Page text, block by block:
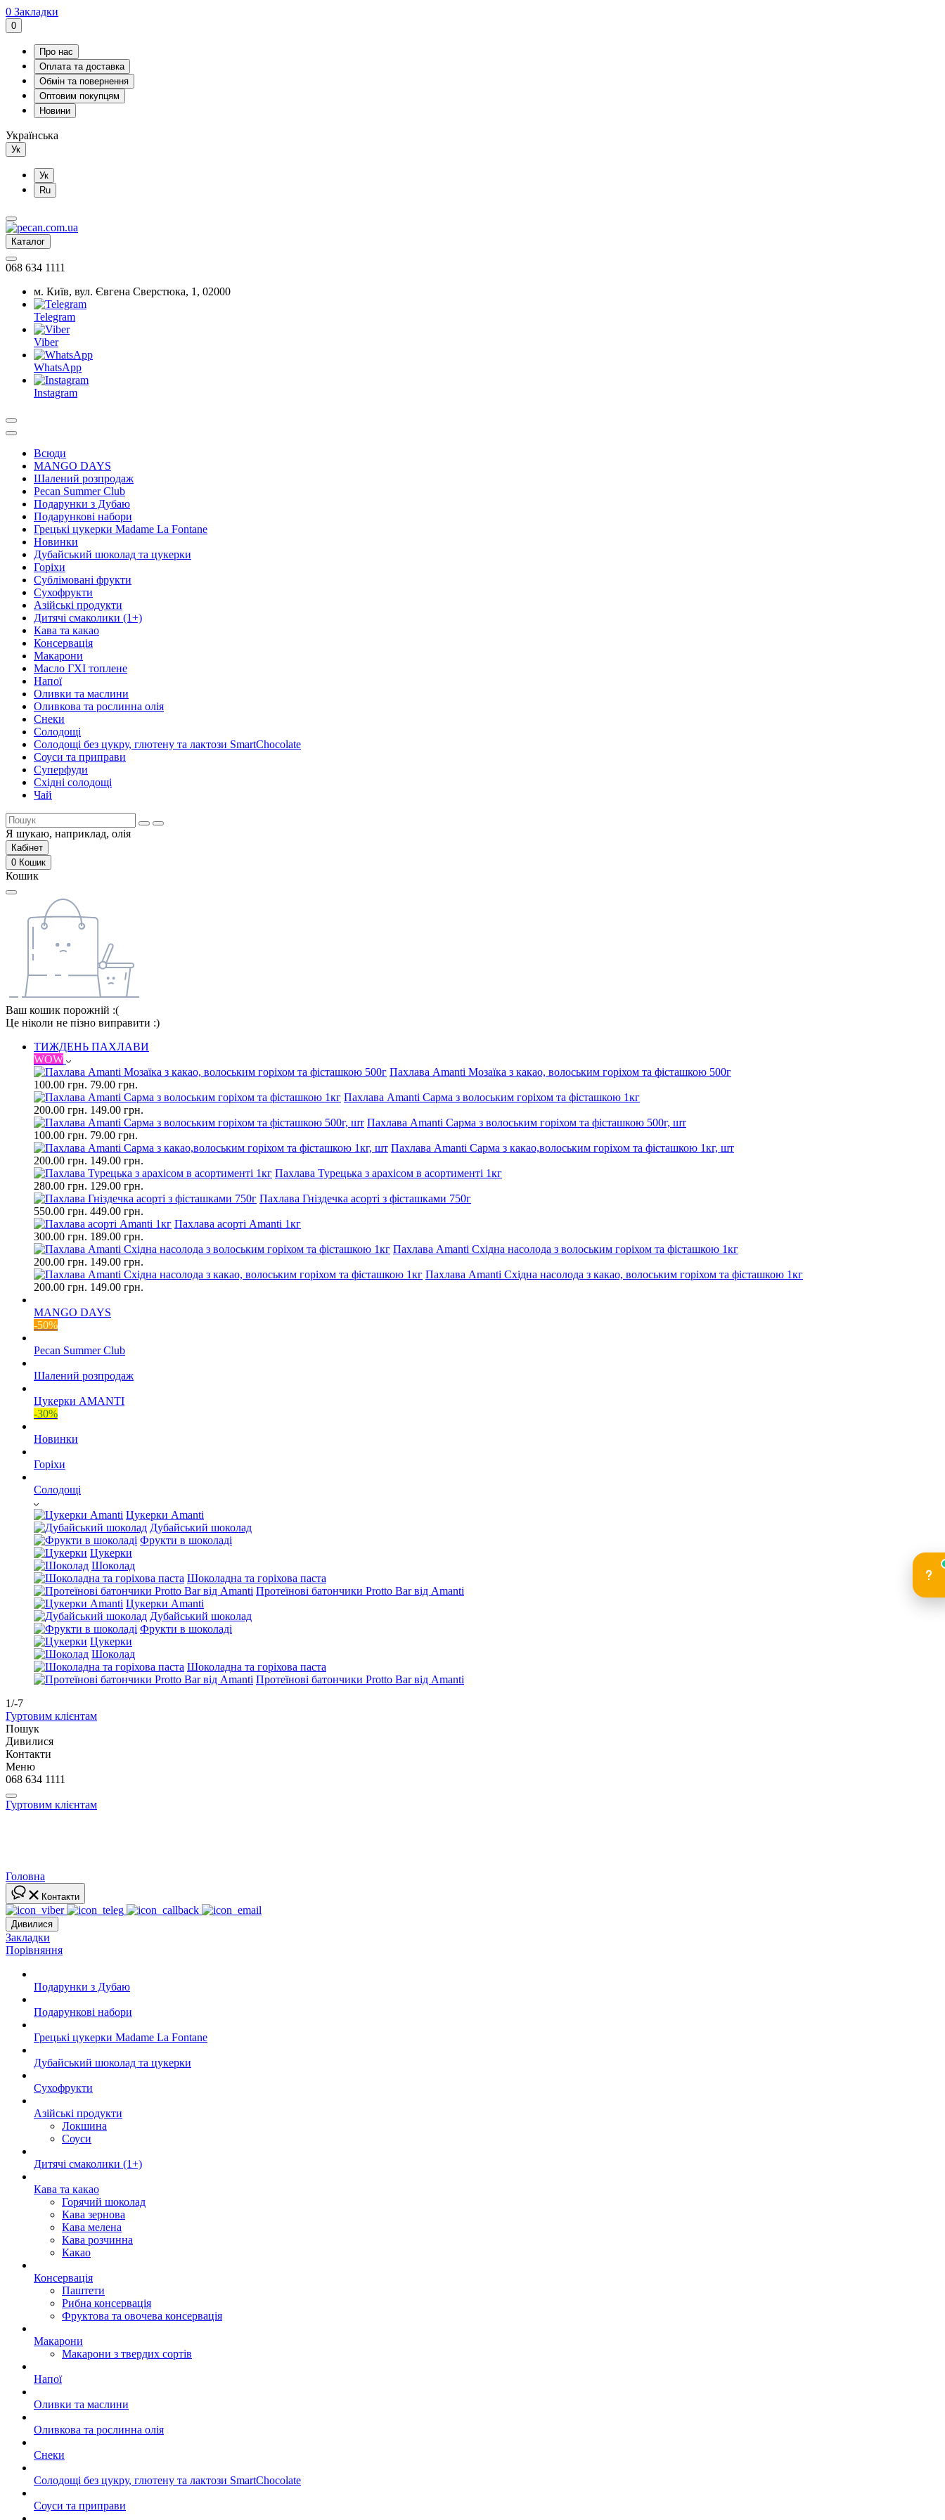
0 Закладки
0
Про нас
Оплата та доставка
Обмін та повернення
Оптовим покупцям
Новини
Українська
Ук
Ук
Ru
Каталог
068 634 1111
м. Київ, вул. Євгена Сверстюка, 1, 02000
Telegram
Viber
WhatsApp
Instagram
Всюди
MANGO DAYS
Шалений розпродаж
Pecan Summer Club
Подарунки з Дубаю
Подарункові набори
Грецькі цукерки Madame La Fontane
Новинки
Дубайський шоколад та цукерки
Горіхи
Сублімовані фрукти
Сухофрукти
Азійські продукти
Дитячі смаколики (1+)
Кава та какао
Консервація
Макарони
Масло ГХІ топлене
Напої
Оливки та маслини
Оливкова та рослинна олія
Снеки
Солодощі
Солодощі без цукру, глютену та лактози SmartChocolate
Соуси та приправи
Суперфуди
Східні солодощі
Чай
Я шукаю, наприклад, олія
Кабінет
0 Кошик
Кошик
Ваш кошик порожній :(
Це ніколи не пізно виправити :)
ТИЖДЕНЬ ПАХЛАВИ
WOW
Пахлава Amanti Мозаїка з какао, волоським горіхом та фісташкою 500г
100.00 грн. 79.00 грн.
Пахлава Amanti Сарма з волоським горіхом та фісташкою 1кг
200.00 грн. 149.00 грн.
Пахлава Amanti Сарма з волоським горіхом та фісташкою 500г, шт
100.00 грн. 79.00 грн.
Пахлава Amanti Сарма з какао,волоським горіхом та фісташкою 1кг, шт
200.00 грн. 149.00 грн.
Пахлава Турецька з арахісом в асортименті 1кг
280.00 грн. 129.00 грн.
Пахлава Гніздечка асорті з фісташками 750г
550.00 грн. 449.00 грн.
Пахлава асорті Amanti 1кг
300.00 грн. 189.00 грн.
Пахлава Amanti Східна насолода з волоським горіхом та фісташкою 1кг
200.00 грн. 149.00 грн.
Пахлава Amanti Східна насолода з какао, волоським горіхом та фісташкою 1кг
200.00 грн. 149.00 грн.
MANGO DAYS
-50%
Pecan Summer Club
Шалений розпродаж
Цукерки AMANTI
-30%
Новинки
Горіхи
Солодощі
Цукерки Amanti
Дубайський шоколад
Фрукти в шоколаді
Цукерки
Шоколад
Шоколадна та горіхова паста
Протеїнові батончики Protto Bar від Amanti
Цукерки Amanti
Дубайський шоколад
Фрукти в шоколаді
Цукерки
Шоколад
Шоколадна та горіхова паста
Протеїнові батончики Protto Bar від Amanti
1/-7
Гуртовим клієнтам
Пошук
Дивилися
Контакти
Меню
068 634 1111
Гуртовим клієнтам
Головна
Контакти
Дивилися
Закладки
Порівняння
Подарунки з Дубаю
Подарункові набори
Грецькі цукерки Madame La Fontane
Дубайський шоколад та цукерки
Сухофрукти
Азійські продукти
Локшина
Соуси
Дитячі смаколики (1+)
Кава та какао
Горячий шоколад
Кава зернова
Кава мелена
Кава розчинна
Какао
Консервація
Паштети
Рибна консервація
Фруктова та овочева консервація
Макарони
Макарони з твердих сортів
Напої
Оливки та маслини
Оливкова та рослинна олія
Снеки
Солодощі без цукру, глютену та лактози SmartChocolate
Соуси та приправи